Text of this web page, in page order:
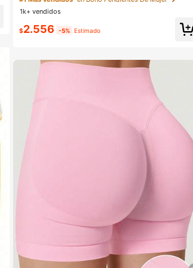
es de lujo de nicho, estilos mixtos aleatorios
1k+ vendidos
$2.556 -5% Estimado